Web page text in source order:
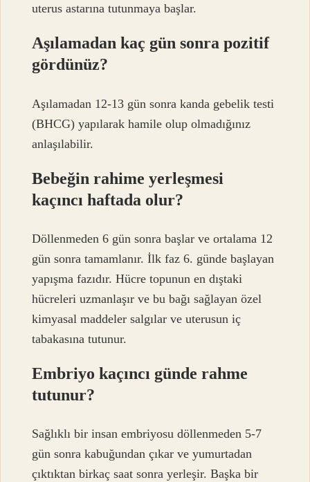
uterus astarına tutunmaya başlar.
Aşılamadan kaç gün sonra pozitif
gördünüz?
Aşılamadan 12-13 gün sonra kanda gebelik testi
(BHCG) yapılarak hamile olup olmadığınız
anlaşılabilir.
Bebeğin rahime yerleşmesi
kaçıncı haftada olur?
Döllenmeden 6 gün sonra başlar ve ortalama 12
gün sonra tamamlanır. İlk faz 6. günde başlayan
yapışma fazıdır. Hücre topunun en dıştaki
hücreleri uzmanlaşır ve bu bağı sağlayan özel
kimyasal maddeler salgılar ve uterusun iç
tabakasına tutunur.
Embriyo kaçıncı günde rahme
tutunur?
Sağlıklı bir insan embriyosu döllenmeden 5-7
gün sonra kabuğundan çıkar ve yumurtadan
çıktıktan birkaç saat sonra yerleşir. Başka bir